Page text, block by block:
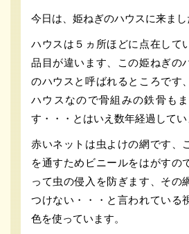
今日は、姫ねぎのハウスに来まし
ハウスは５ヵ所ほどに点在して
品目が違います、この姫ねぎの
のハウスと呼ばれるところです
ハウスなので骨組みの鉄骨も
す・・・とはいえ数年経過してい
赤いネットは虫よけの網です、
を通すためビニールをはがすの
って虫の侵入を防ぎます、その
つけない・・・と言われている
色を使っています。